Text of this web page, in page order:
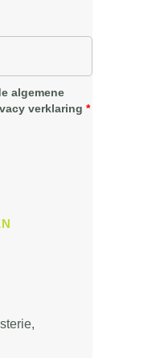
algemene
verklaring *